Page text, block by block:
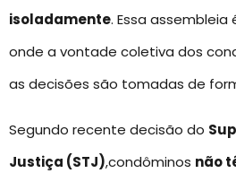
isoladamente. Essa
onde a vontade coletiva dos
as decisões são tomadas de
Segundo recente decisão do
Justiça (STJ),condôminos não